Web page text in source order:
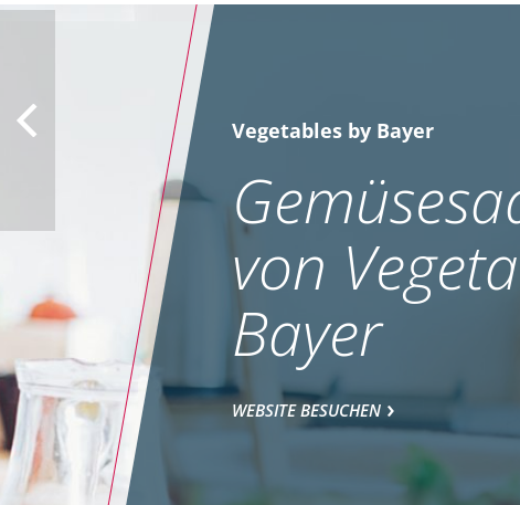
Vegetables by Bayer
von
Bayer
WEBSITE BESUCHEN